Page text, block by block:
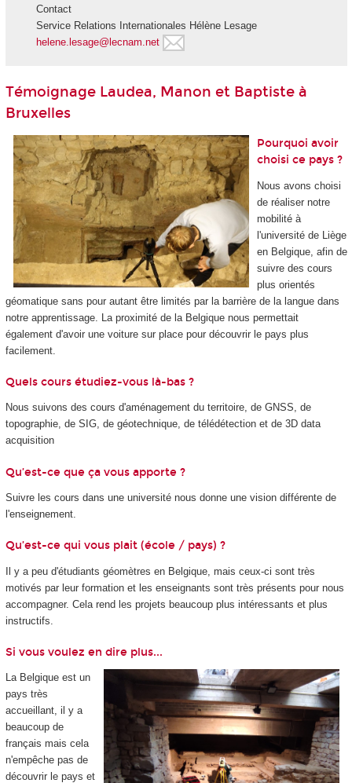
Contact
Service Relations Internationales Hélène Lesage
helene.lesage@lecnam.net
Témoignage Laudea, Manon et Baptiste à
Bruxelles
Pourquoi avoir
choisi ce pays ?
Nous avons choisi
de réaliser notre
mobilité à
l'université de Liège
en Belgique, afin de
suivre des cours
plus orientés
géomatique sans pour autant être limités par la barrière de la langue dans
notre apprentissage. La proximité de la Belgique nous permettait
également d'avoir une voiture sur place pour découvrir le pays plus
facilement.
Quels cours étudiez-vous là-bas ?
Nous suivons des cours d'aménagement du territoire, de GNSS, de
topographie, de SIG, de géotechnique, de télédétection et de 3D data
acquisition
Qu’est-ce que ça vous apporte ?
Suivre les cours dans une université nous donne une vision différente de
l'enseignement.
Qu’est-ce qui vous plait (école / pays) ?
Il y a peu d'étudiants géomètres en Belgique, mais ceux-ci sont très
motivés par leur formation et les enseignants sont très présents pour nous
accompagner. Cela rend les projets beaucoup plus intéressants et plus
instructifs.
Si vous voulez en dire plus...
La Belgique est un
pays très
accueillant, il y a
beaucoup de
français mais cela
n'empêche pas de
découvrir le pays et